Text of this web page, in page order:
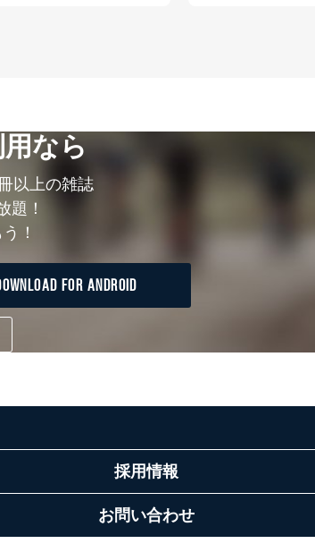
なら
以上の雑誌
題！
！
FOR ANDROID
採用情報
お問い合わせ